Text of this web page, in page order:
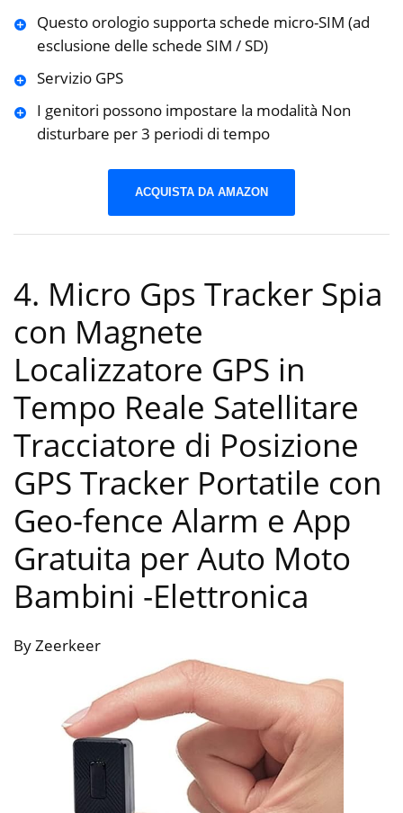
Questo orologio supporta schede micro-SIM (ad
esclusione delle schede SIM / SD)
Servizio GPS
I genitori possono impostare la modalità Non
disturbare per 3 periodi di tempo
ACQUISTA DA AMAZON
4. Micro Gps Tracker Spia
con Magnete
Localizzatore GPS in
Tempo Reale Satellitare
Tracciatore di Posizione
GPS Tracker Portatile con
Geo-fence Alarm e App
Gratuita per Auto Moto
Bambini -Elettronica
By Zeerkeer